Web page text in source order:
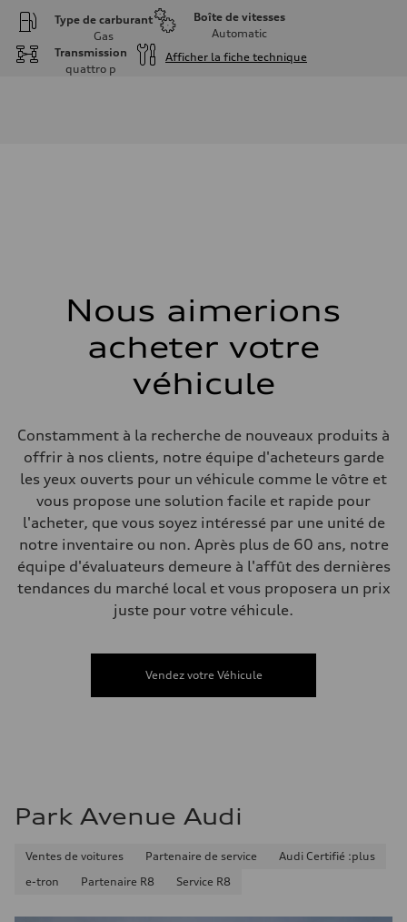
Type de carburant
Gas
Boîte de vitesses
Automatic
Transmission
quattro p
Afficher la fiche technique
McPherson strut
Système de freinage
Système de freinage
Poids
—
Poids brut admissible
Volumes
Compartiment à bagages
Réservoir de carburant (approx.)
55 L
Données de rendement
Vitesse de pointe
Accélération de 0 à 100 km/h
Consommation de carburant
Consommation – ville
Nous aimerions
acheter votre
véhicule
Constamment à la recherche de nouveaux produits à
offrir à nos clients, notre équipe d'acheteurs garde
les yeux ouverts pour un véhicule comme le vôtre et
vous propose une solution facile et rapide pour
l'acheter, que vous soyez intéressé par une unité de
notre inventaire ou non. Après plus de 60 ans, notre
équipe d'évaluateurs demeure à l'affût des dernières
tendances du marché local et vous proposera un prix
juste pour votre véhicule.
Vendez votre Véhicule
Park Avenue Audi
Ventes de voitures Partenaire de service
Audi Certifié :plus
e-tron
Partenaire R8 Service R8